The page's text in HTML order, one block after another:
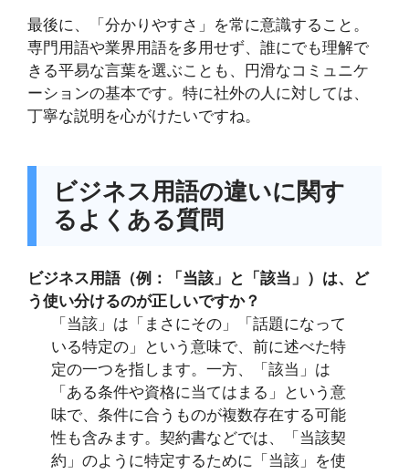
最後に、「分かりやすさ」を常に意識すること。
専門用語や業界用語を多用せず、誰にでも理解で
きる平易な言葉を選ぶことも、円滑なコミュニケ
ーションの基本です。特に社外の人に対しては、
丁寧な説明を心がけたいですね。
ビジネス用語の違いに関す
るよくある質問
ビジネス用語（例：「当該」と「該当」）は、ど
う使い分けるのが正しいですか？
「当該」は「まさにその」「話題になって
いる特定の」という意味で、前に述べた特
定の一つを指します。一方、「該当」は
「ある条件や資格に当てはまる」という意
味で、条件に合うものが複数存在する可能
性も含みます。契約書などでは、「当該契
約」のように特定するために「当該」を使